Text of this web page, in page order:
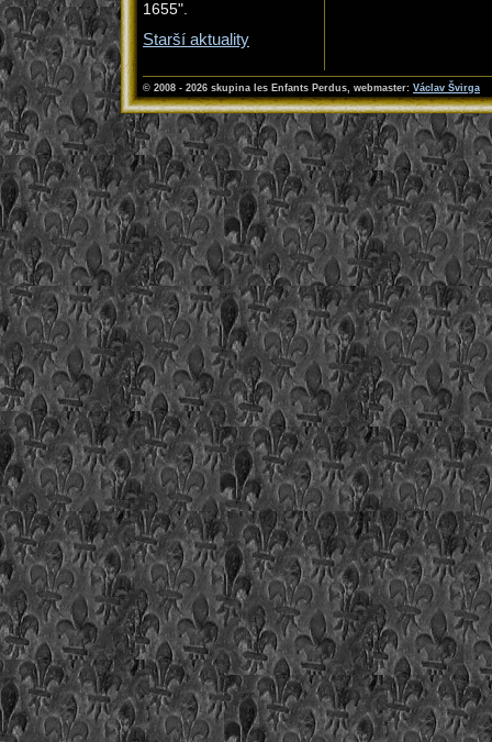
1655".
Starší aktuality
© 2008 - 2026 skupina les Enfants Perdus, webmaster: Václav Švirga